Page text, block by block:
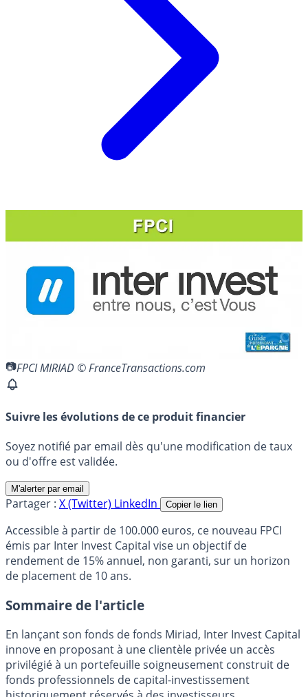
FPCI MIRIAD © FranceTransactions.com
Suivre les évolutions de ce produit financier
Soyez notifié par email dès qu'une modification de taux
ou d'offre est validée.
M'alerter par email
Partager : X (Twitter) LinkedIn Copier le lien
Accessible à partir de 100.000 euros, ce nouveau FPCI
émis par Inter Invest Capital vise un objectif de
rendement de 15% annuel, non garanti, sur un horizon
de placement de 10 ans.
Sommaire de l'article
En lançant son fonds de fonds Miriad, Inter Invest Capital
innove en proposant à une clientèle privée un accès
privilégié à un portefeuille soigneusement construit de
fonds professionnels de capital-investissement